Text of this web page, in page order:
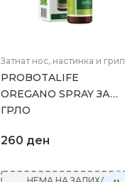
Затнат нос, настинка и грип
PROBOTALIFE
OREGANO SPRAY ЗА
ГРЛО
260 ден